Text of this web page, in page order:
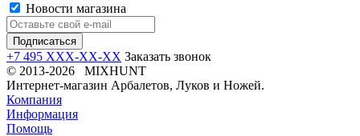
Новости магазина
+7 495 XXX-XX-XX Заказать звонок
© 2013-2026 MIXHUNT
Интернет-магазин Арбалетов, Луков и Ножей.
Компания
Информация
Помощь